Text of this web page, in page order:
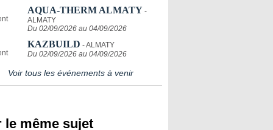
AQUA-THERM ALMATY -
ALMATY
Du 02/09/2026 au 04/09/2026
KAZBUILD - ALMATY
Du 02/09/2026 au 04/09/2026
Voir tous les événements à venir
le même sujet